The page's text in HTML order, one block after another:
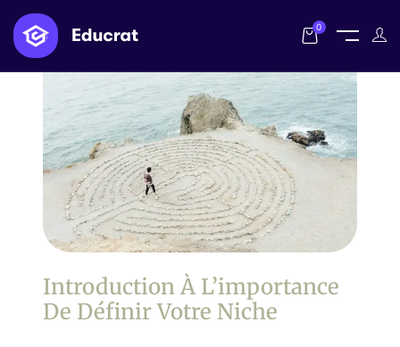
0
Introduction À L’importance
De Définir Votre Niche